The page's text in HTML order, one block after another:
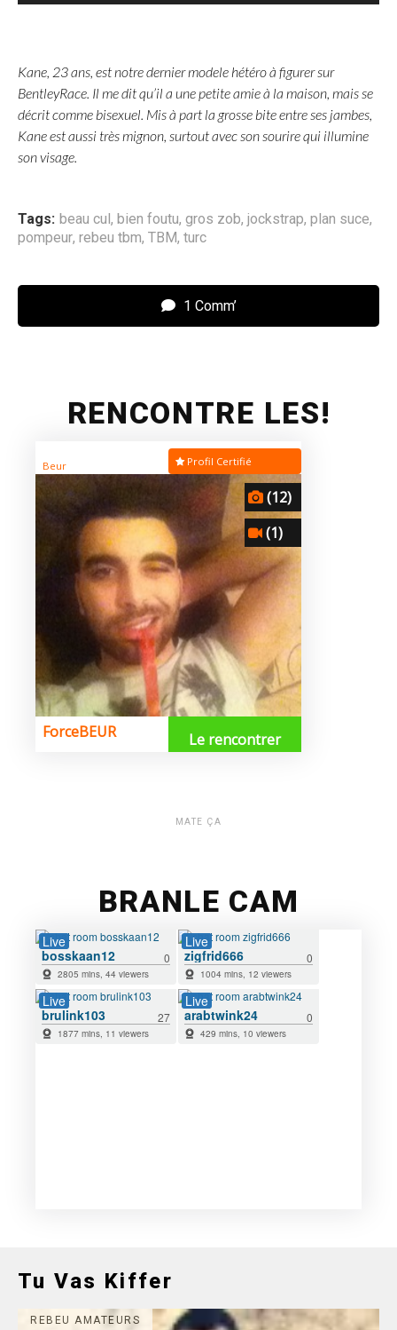
i
o
Kane, 23 ans, est notre dernier modele hétéro à figurer sur
BentleyRace. Il me dit qu’il a une petite amie à la maison, mais se
décrit comme bisexuel. Mis à part la grosse bite entre ses jambes,
Kane est aussi très mignon, surtout avec son sourire qui illumine
son visage.
Tags: beau cul, bien foutu, gros zob, jockstrap, plan suce,
pompeur, rebeu tbm, TBM, turc
1 Comm’
RENCONTRE LES!
MATE ÇA
BRANLE CAM
Tu Vas Kiffer
REBEU AMATEURS